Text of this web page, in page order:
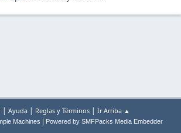
| Ayuda | Reglas y Términos | Ir Arriba ▲
Machines Powered by SMFPacks Media Embedder